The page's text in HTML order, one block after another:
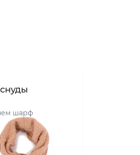
шарф